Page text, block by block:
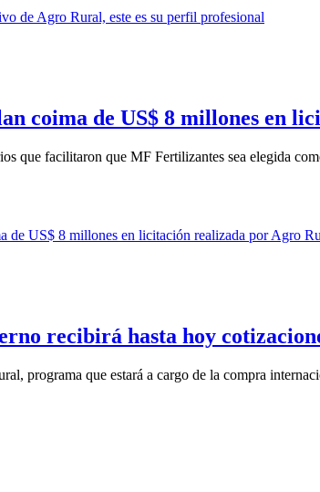
coima de US$ 8 millones en
que facilitaron que MF Fertilizantes sea elegida
recibirá hasta hoy
programa que estará a cargo de la compra